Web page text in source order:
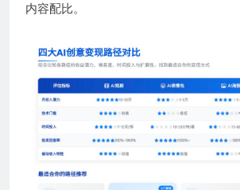
内容配比。